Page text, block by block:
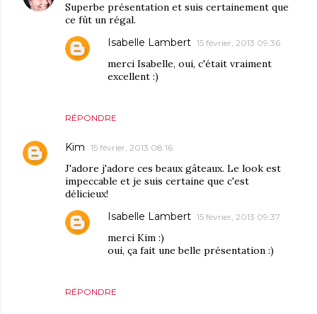
Superbe présentation et suis certainement que
ce fût un régal.
RÉPONDRE
Isabelle Lambert 15 février, 2013 09:36
merci Isabelle, oui, c'était vraiment
excellent :)
Kim 15 février, 2013 08:16
J'adore j'adore ces beaux gâteaux. Le look est
impeccable et je suis certaine que c'est
délicieux!
RÉPONDRE
Isabelle Lambert 15 février, 2013 09:37
merci Kim :)
oui, ça fait une belle présentation :)